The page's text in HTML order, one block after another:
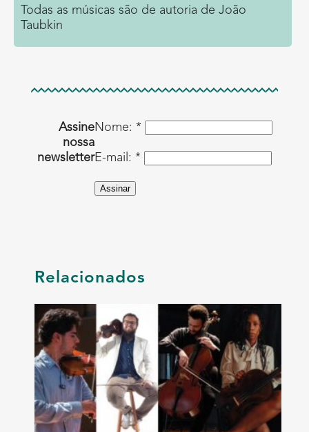
Todas as músicas são de autoria de João
Taubkin
Assine
nossa
newsletter
Nome: *
E-mail: *
Assinar
Relacionados